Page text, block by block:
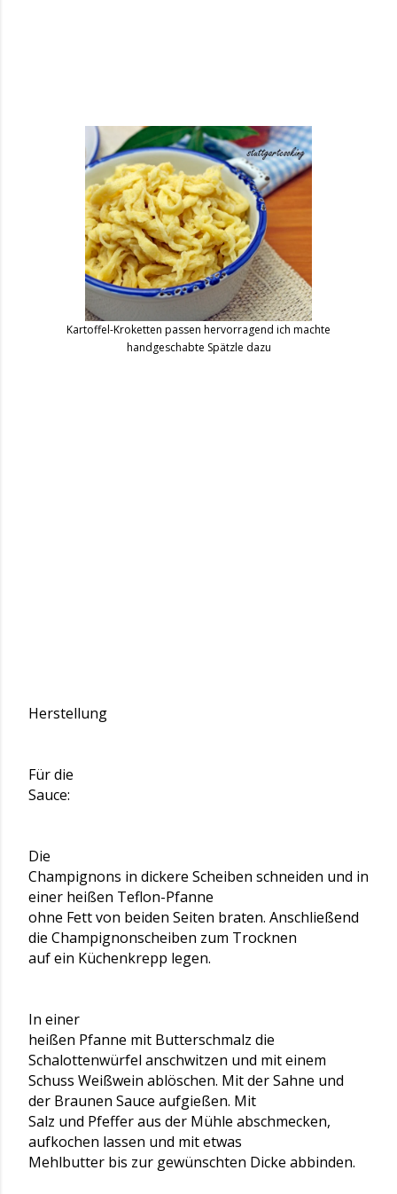
Kartoffel-Kroketten passen hervorragend ich machte
handgeschabte Spätzle dazu
Herstellung
Für die
Sauce:
Die
Champignons in dickere Scheiben schneiden und in
einer heißen Teflon-Pfanne
ohne Fett von beiden Seiten braten. Anschließend
die Champignonscheiben zum Trocknen
auf ein Küchenkrepp legen.
In einer
heißen Pfanne mit Butterschmalz die
Schalottenwürfel anschwitzen und mit einem
Schuss Weißwein ablöschen. Mit der Sahne und
der Braunen Sauce aufgießen. Mit
Salz und Pfeffer aus der Mühle abschmecken,
aufkochen lassen und mit etwas
Mehlbutter bis zur gewünschten Dicke abbinden.